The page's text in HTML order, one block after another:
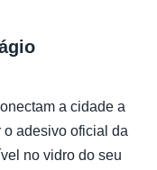
a cidade a
o adesivo oficial da
no vidro do seu